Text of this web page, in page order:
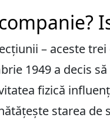
– aceste
1949 a decis
fizică
starea de